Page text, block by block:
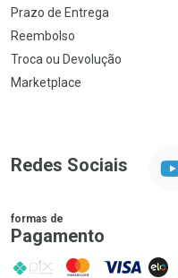
Prazo de Entrega
Reembolso
Troca ou Devolução
Marketplace
Redes Sociais
formas de
Pagamento
PIX MasterCard
VISA ELO